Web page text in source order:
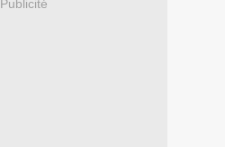
Publicité